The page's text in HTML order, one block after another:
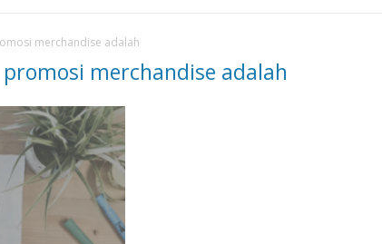
merchandise adalah
merchandise adalah